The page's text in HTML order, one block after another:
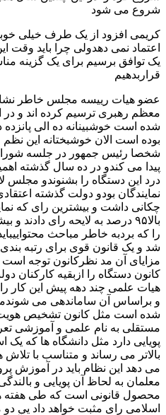
شروع می شود
کریمی افزود از یک طرف خیلی
اعتماد نمی دهدولی چرا باید وقت
یک توافق برسیم برای یک گزینه
قراربدهیم
عضو هیات رییسه مجلس خاطر
معظم رهبری ترسیم کرده اند و در
شده است خوشبینانه ده الی
بوده است الان خوشبختانه این
شخصا رئیس جمهور در جلسه
پیدا می کندو در ده سال گذشته
درد این دستگاه را بشنوندو مجلس
نمایندگان بودو دولت گذشته
چکانی داشت و بیشترین رای که
بالا۹۵ درصد به لایحه رای
را که بردبه خاطر مباحث
شد و یک قانون قوی برای رتبه
مزایای آن مد نظرکانون توجه است
کانون دستگاه را ازبقیه کارکنان
هیات علمی چند دهه پیش این کار را
و براساس آن ساماندهی می
شده است مثل کانون تشخیص هویت
مستقلی به نام علمی و آموزشی
پویایی دارد مثل دانشگاه ها که یک
بالاتر می رساند و متناسب با تلاش
می دهد این نظام باید در آموزش
معلمان به لحاظ آن پویایی و
محصول قانونی است که طی هفته
اسلامی رای مثبت خواهد داد یی